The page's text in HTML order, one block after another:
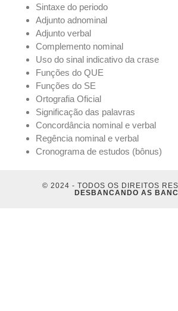
Sintaxe do periodo
Adjunto adnominal
Adjunto verbal
Complemento nominal
Uso do sinal indicativo da crase
Funções do QUE
Funções do SE
Ortografia Oficial
Significação das palavras
Concordância nominal e verbal
Regência nominal e verbal
Cronograma de estudos (bônus)
© 2024 - TODOS OS DIREITOS
DESBANCANDO AS